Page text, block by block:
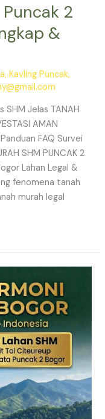
Puncak 2
&
,Kavling Puncak,
SHM Jelas TANAH
AMAN
FAQ Survei
SHM PUNCAK 2
Lahan Legal &
fenomena tanah
murah legal